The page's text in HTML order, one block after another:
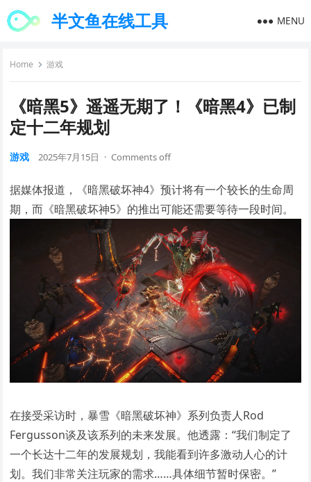
半文鱼在线工具 MENU
Home 游戏
《暗黑5》遥遥无期了！《暗黑4》已制
定十二年规划
游戏 2025年7月15日 · Comments off
据媒体报道，《暗黑破坏神4》预计将有一个较长的生命周
期，而《暗黑破坏神5》的推出可能还需要等待一段时间。
在接受采访时，暴雪《暗黑破坏神》系列负责人Rod
Fergusson谈及该系列的未来发展。他透露：“我们制定了
一个长达十二年的发展规划，我能看到许多激动人心的计
划。我们非常关注玩家的需求……具体细节暂时保密。”